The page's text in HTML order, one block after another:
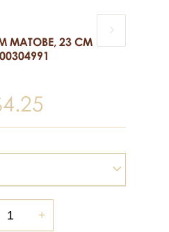
МАТОВЕ, 23 СМ